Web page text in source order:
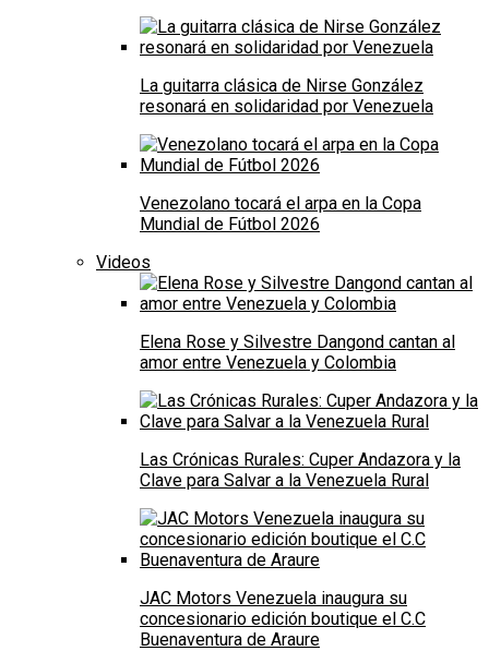
La guitarra clásica de Nirse González
resonará en solidaridad por Venezuela
Venezolano tocará el arpa en la Copa
Mundial de Fútbol 2026
Videos
Elena Rose y Silvestre Dangond cantan al
amor entre Venezuela y Colombia
Las Crónicas Rurales: Cuper Andazora y la
Clave para Salvar a la Venezuela Rural
JAC Motors Venezuela inaugura su
concesionario edición boutique el C.C
Buenaventura de Araure